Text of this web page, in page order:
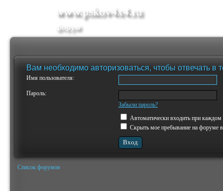
www.pskov4x4.ru
форум
Вам необходимо авторизоваться, чтобы отвечать в
Имя пользователя:
Пароль:
Забыли пароль?
Автоматически входить при каждом
Скрыть мое пребывание на форуме в
Список форумов